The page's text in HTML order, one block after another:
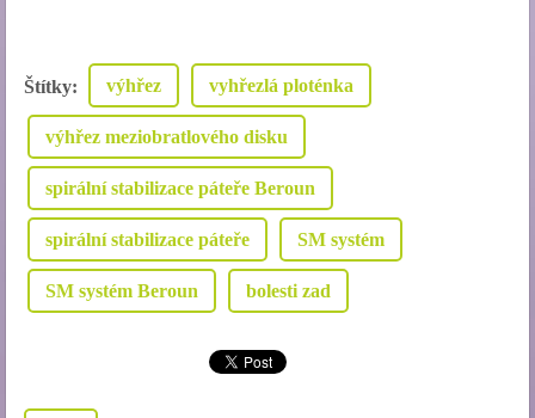
Štítky: výhřez vyhřezlá ploténka
výhřez meziobratlového disku
spirální stabilizace páteře Beroun
spirální stabilizace páteře SM systém
SM systém Beroun bolesti zad